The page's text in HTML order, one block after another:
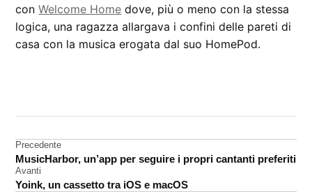
conWelcome Home dove, più o meno con la stessa
logica, una ragazza allargava i confini delle pareti di
casa con la musica erogata dal suo HomePod.
spot
Navigazione
articoli
Precedente
MusicHarbor, un’app per seguire i propri cantanti preferiti
Avanti
Yoink, un cassetto tra iOS e macOS